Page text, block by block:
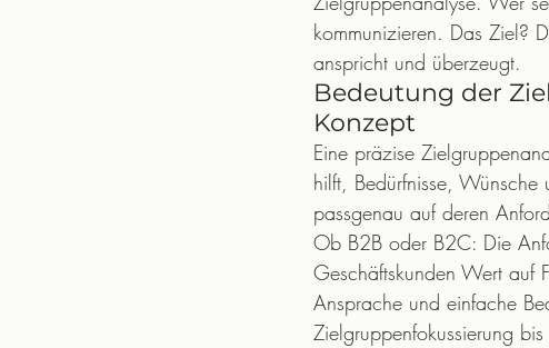
kommunizieren. Das Ziel?
anspricht und überzeugt.
Bedeutung der
Konzept
Eine präzise
hilft, Bedürfnisse,
passgenau auf deren
Ob B2B oder B2C: Die
Geschäftskunden Wert auf
Ansprache und einfache
Zielgruppenfokussierung